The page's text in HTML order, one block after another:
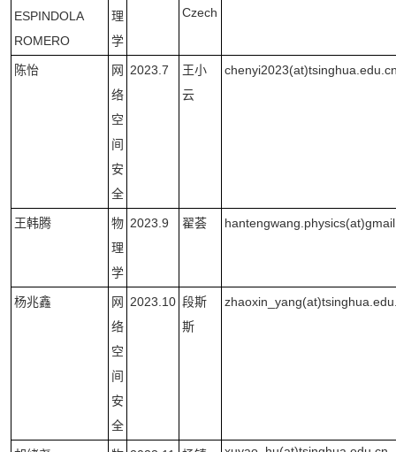
ESPINDOLA
ROMERO
理
学
Czech
陈怡
网
络
空
间
安
全
2023.7
王小
云
王韩腾
物
理
学
2023.9 翟荟
杨兆鑫
网
络
空
间
安
全
2023.10 段斯
斯